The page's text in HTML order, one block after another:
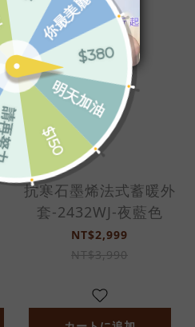
抗寒石墨烯法式蓄暖外
套-2432WJ-夜藍色
NT$2,999
NT$3,990